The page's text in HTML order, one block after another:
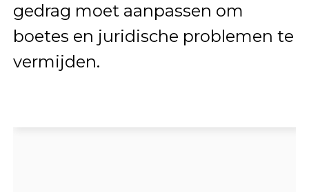
gedrag moet aanpassen om
boetes en juridische problemen te
vermijden.